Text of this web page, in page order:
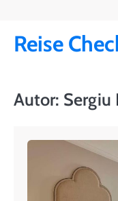
content
Reise
Autor: Sergiu